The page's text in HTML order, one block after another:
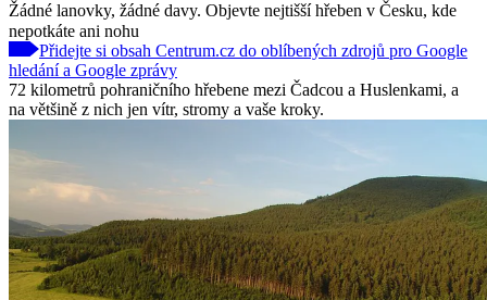
Žádné lanovky, žádné davy. Objevte nejtišší hřeben v Česku, kde
nepotkáte ani nohu
Přidejte si obsah Centrum.cz do oblíbených zdrojů pro Google
hledání a Google zprávy
72 kilometrů pohraničního hřebene mezi Čadcou a Huslenkami, a
na většině z nich jen vítr, stromy a vaše kroky.